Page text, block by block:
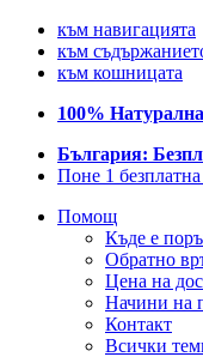
към навигацията
към
към кошницата
100%
България:
Поне 1
Помощ
Къде е
Обратно
Цена на
Начини на
Контакт
Всички